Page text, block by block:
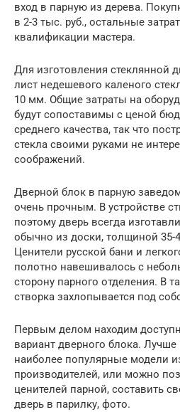
вход в парную из дерева.
в 2-3 тыс. руб., остальные
квалификации мастера.
Для изготовления стеклянной
лист недешевого каленого
10 мм. Общие затраты на
будут сопоставимы с ценой
среднего качества, так что
стекла своими руками не
соображений.
Дверной блок в парную
очень прочным. В устройстве
поэтому дверь всегда
обычно из доски, толщиной
Ценители русской бани и
полотно навешивалось с
сторону парного отделения. В
створка захлопывается под
Первым делом находим
вариант дверного блока. Лучше
наиболее популярные модели
производителей, или можно
ценителей парной, составить
дверь в парилку, фото.